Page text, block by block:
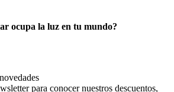
ocupa la luz en tu mundo?
para conocer nuestros descuentos,